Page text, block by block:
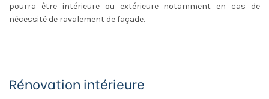
pourra être intérieure ou extérieure notamment en cas de
nécessité de ravalement de façade.
Rénovation intérieure